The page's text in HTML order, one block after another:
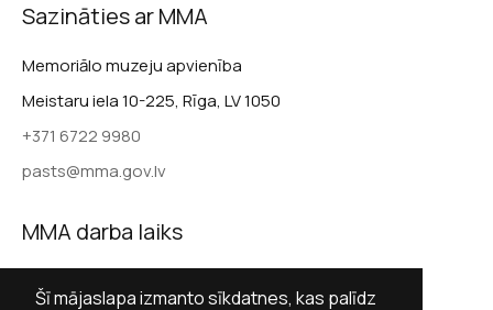
Šī mājaslapa izmanto sīkdatnes, kas palīdz
Sazināties ar MMA
Memoriālo muzeju apvienība
Meistaru iela 10-225, Rīga, LV 1050
+371 6722 9980
pasts@mma.gov.lv
MMA darba laiks